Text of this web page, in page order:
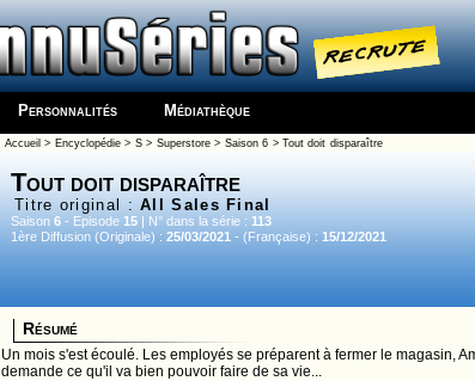
Personnalités Médiathèque
Accueil > Encyclopédie> S> Superstore> Saison 6 > Tout doit disparaître
Tout doit disparaître
Titre original :All Sales Final
Saison 6 - Episode 15 | N° dans la série : 113
1ère Diffusion (Originale) : 25/03/2021 - (Française) : 15/12/2021
Résumé
Un mois s'est écoulé. Les employés se préparent à fermer le magasin,
demande ce qu'il va bien pouvoir faire de sa vie...